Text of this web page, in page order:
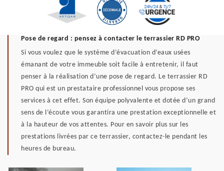
Pose de regard : pensez à contacter le terrassier RD PRO
Si vous voulez que le système d’évacuation d’eaux usées
émanant de votre immeuble soit facile à entretenir, il faut
penser à la réalisation d’une pose de regard. Le terrassier RD
PRO qui est un prestataire professionnel vous propose ses
services à cet effet. Son équipe polyvalente et dotée d’un grand
sens de l’écoute vous garantira une prestation exceptionnelle et
à la hauteur de vos attentes. Pour en savoir plus sur les
prestations livrées par ce terrassier, contactez-le pendant les
heures de bureau.